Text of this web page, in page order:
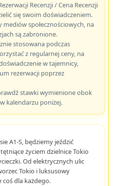
Recenzji / Cena Recenzji
się swoim doświadczeniem.
społecznościowych, na
są zabronione.
stosowana podczas
z regularnej ceny, na
w tajemnicy,
rezerwacji poprzez
stawki wymienione obok
kalendarzu poniżej.
A1-S, będziemy jeździć
życiem dzielnice Tokio
Od elektrycznych ulic
Tokio i luksusowy
coś dla każdego.